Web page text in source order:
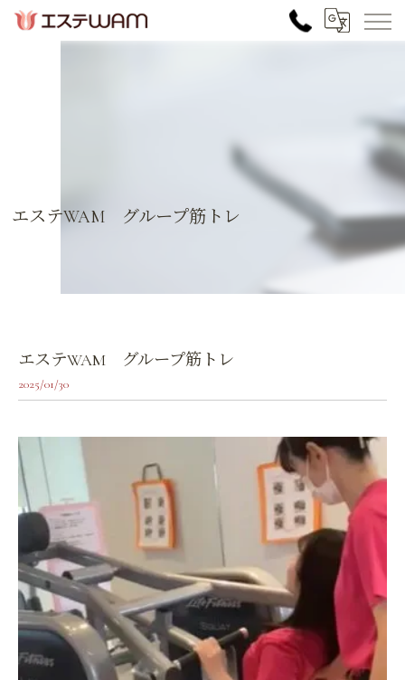
エステWAM グループ筋トレ
エステWAM グループ筋トレ
2025/01/30